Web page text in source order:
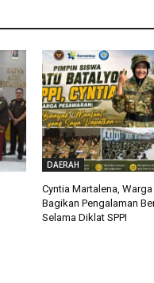
DAERAH
Cyntia Martalena,
Bagikan Pengalaman
Selama Diklat SPPI